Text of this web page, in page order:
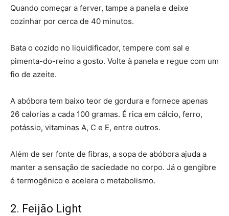
Quando começar a ferver, tampe a panela e deixe
cozinhar por cerca de 40 minutos.
Bata o cozido no liquidificador, tempere com sal e
pimenta-do-reino a gosto. Volte à panela e regue com um
fio de azeite.
A abóbora tem baixo teor de gordura e fornece apenas
26 calorias a cada 100 gramas. É rica em cálcio, ferro,
potássio, vitaminas A, C e E, entre outros.
Além de ser fonte de fibras, a sopa de abóbora ajuda a
manter a sensação de saciedade no corpo. Já o gengibre
é termogênico e acelera o metabolismo.
2. Feijão Light